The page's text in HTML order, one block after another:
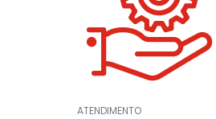
ATENDIMENTO